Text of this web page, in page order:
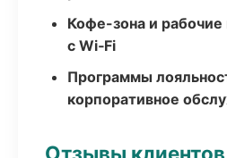
Кофе-зона и
с Wi‑Fi
Программы
корпоративное
Отзывы клиентов